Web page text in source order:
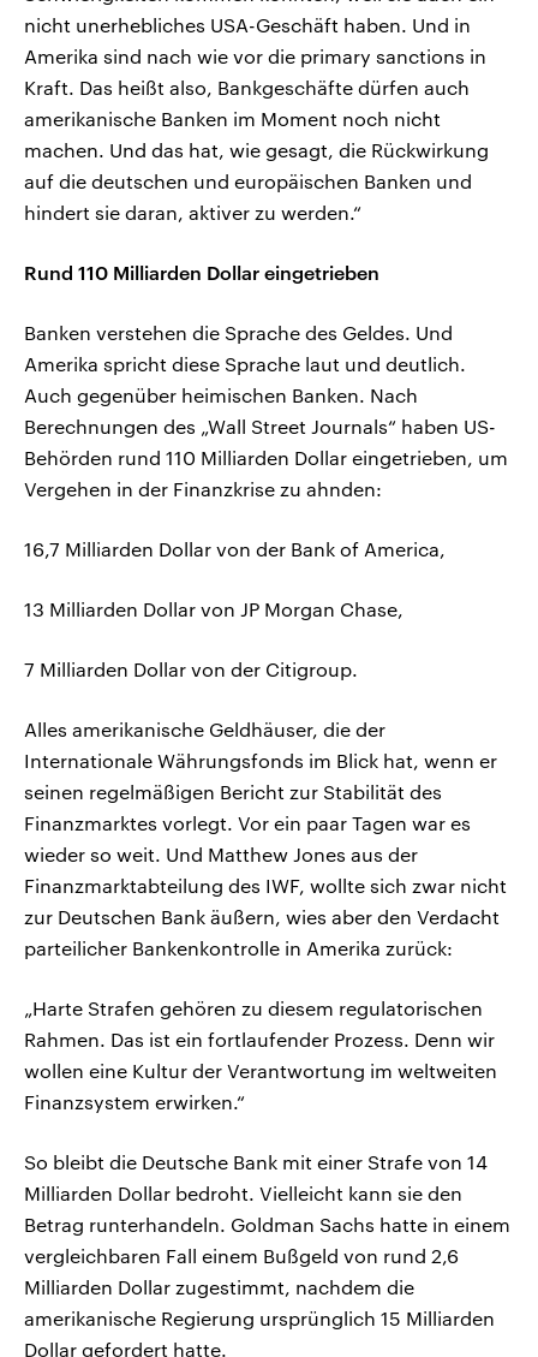
nicht unerhebliches USA-Geschäft haben. Und in
Amerika sind nach wie vor die primary sanctions in
Kraft. Das heißt also, Bankgeschäfte dürfen auch
amerikanische Banken im Moment noch nicht
machen. Und das hat, wie gesagt, die Rückwirkung
auf die deutschen und europäischen Banken und
hindert sie daran, aktiver zu werden.“
Rund 110 Milliarden Dollar eingetrieben
Banken verstehen die Sprache des Geldes. Und
Amerika spricht diese Sprache laut und deutlich.
Auch gegenüber heimischen Banken. Nach
Berechnungen des „Wall Street Journals“ haben US-
Behörden rund 110 Milliarden Dollar eingetrieben, um
Vergehen in der Finanzkrise zu ahnden:
16,7 Milliarden Dollar von der Bank of America,
13 Milliarden Dollar von JP Morgan Chase,
7 Milliarden Dollar von der Citigroup.
Alles amerikanische Geldhäuser, die der
Internationale Währungsfonds im Blick hat, wenn er
seinen regelmäßigen Bericht zur Stabilität des
Finanzmarktes vorlegt. Vor ein paar Tagen war es
wieder so weit. Und Matthew Jones aus der
Finanzmarktabteilung des IWF, wollte sich zwar nicht
zur Deutschen Bank äußern, wies aber den Verdacht
parteilicher Bankenkontrolle in Amerika zurück:
„Harte Strafen gehören zu diesem regulatorischen
Rahmen. Das ist ein fortlaufender Prozess. Denn wir
wollen eine Kultur der Verantwortung im weltweiten
Finanzsystem erwirken.“
So bleibt die Deutsche Bank mit einer Strafe von 14
Milliarden Dollar bedroht. Vielleicht kann sie den
Betrag runterhandeln. Goldman Sachs hatte in einem
vergleichbaren Fall einem Bußgeld von rund 2,6
Milliarden Dollar zugestimmt, nachdem die
amerikanische Regierung ursprünglich 15 Milliarden
Dollar gefordert hatte.